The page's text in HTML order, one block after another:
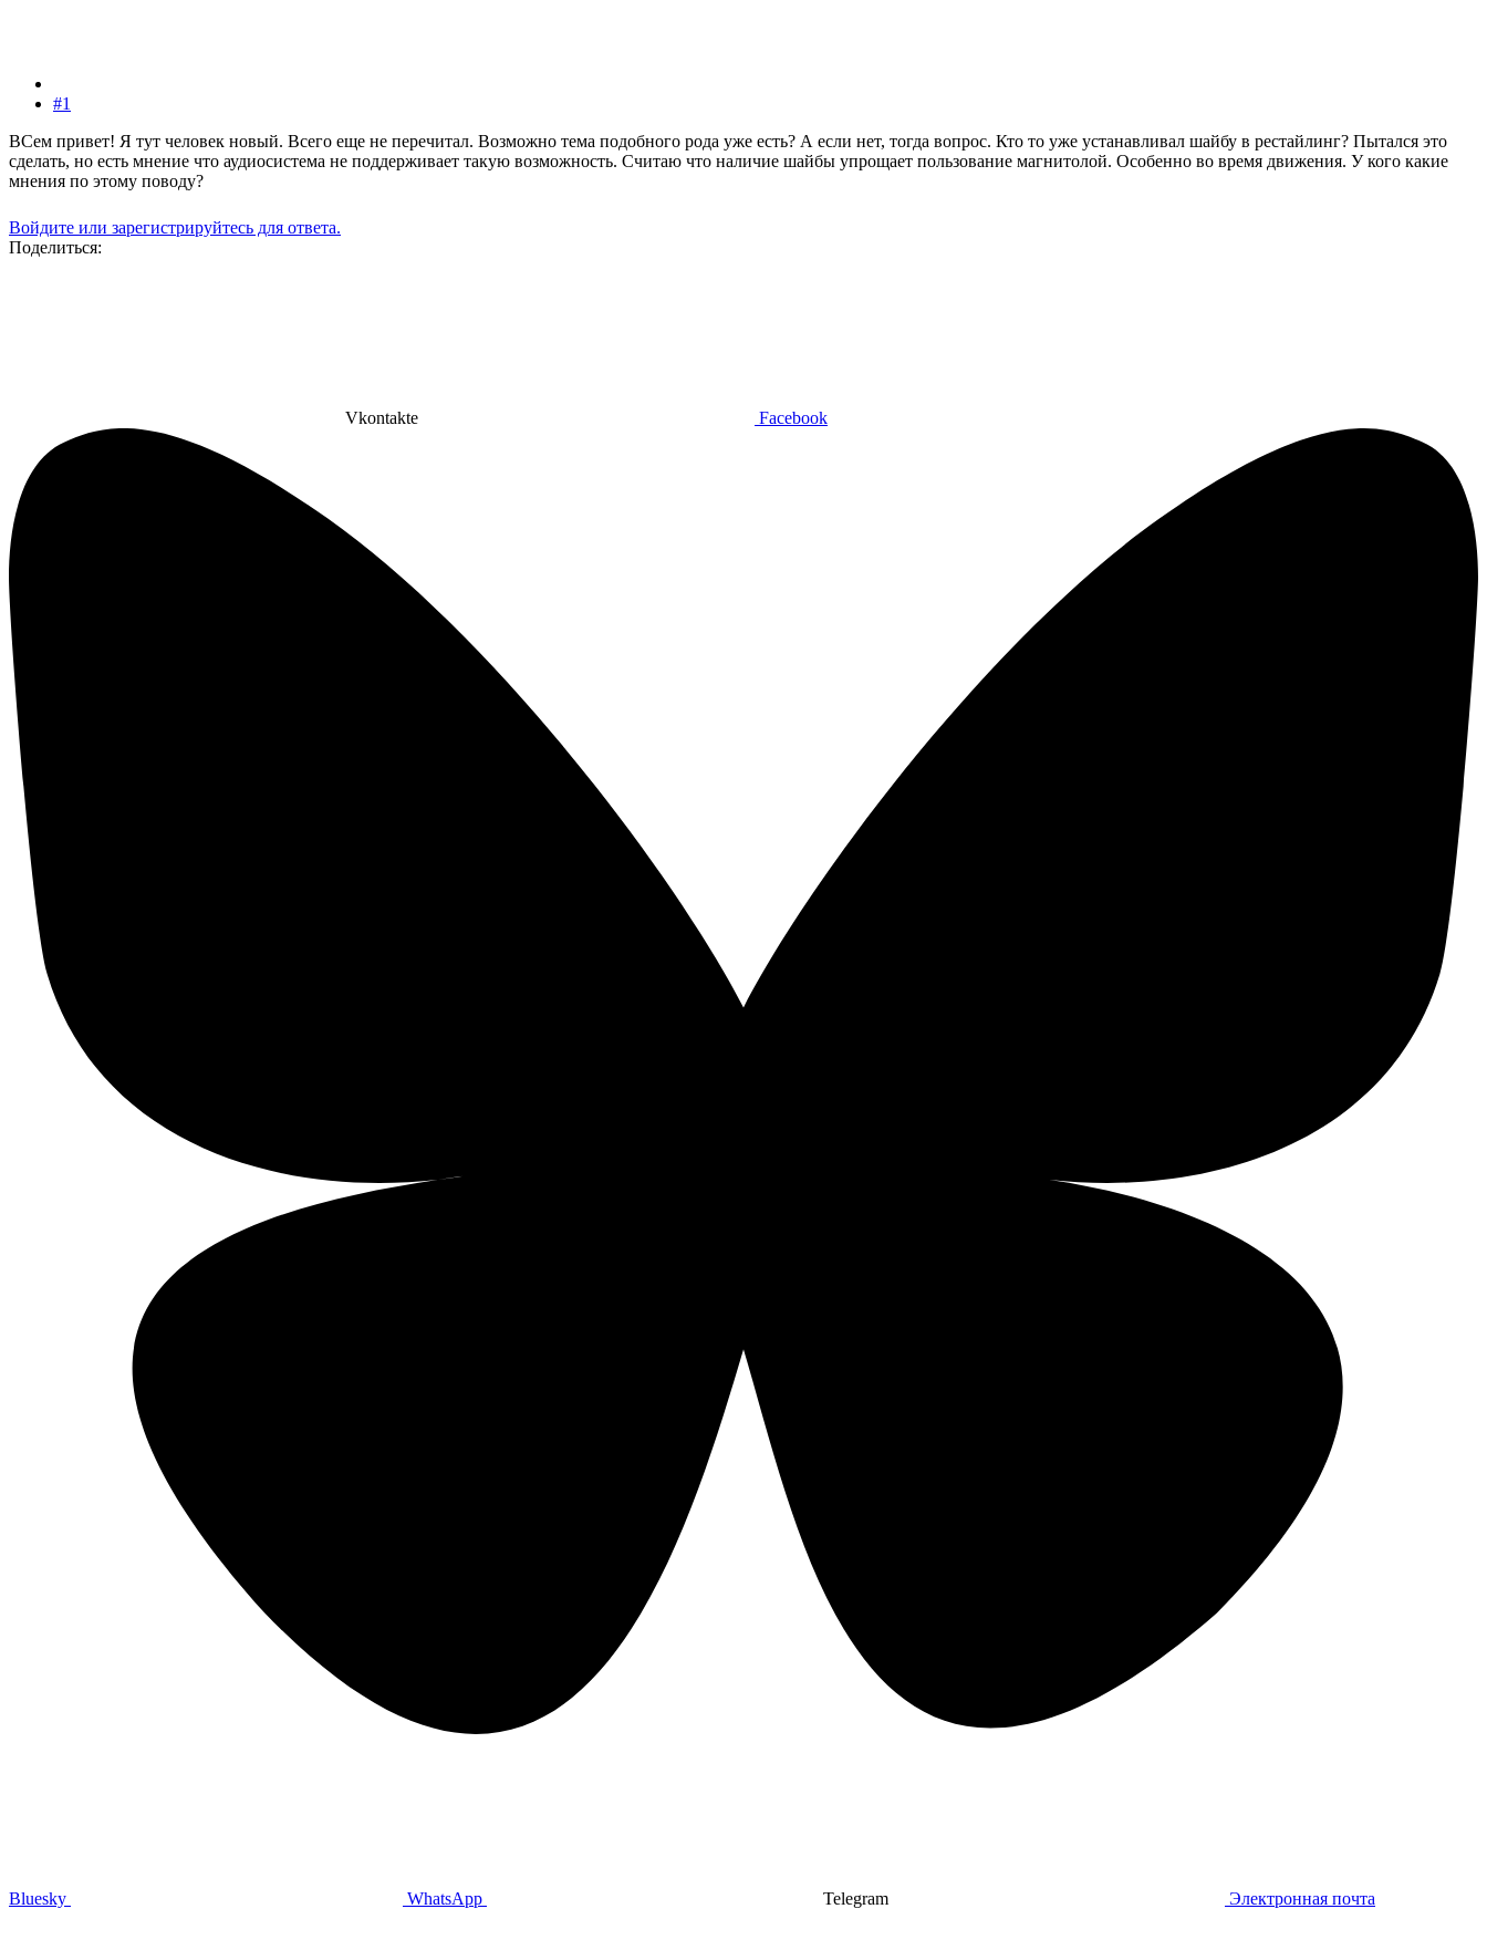
#1
ВСем привет! Я тут человек новый. Всего еще не перечитал. Возможно тема подобного рода уже есть? А если нет, тогда вопрос. Кто то уже устанавливал шайбу в рестайлинг? Пытался это
сделать, но есть мнение что аудиосистема не поддерживает такую возможность. Считаю что наличие шайбы упрощает пользование магнитолой. Особенно во время движения. У кого какие
мнения по этому поводу?
Войдите или зарегистрируйтесь для ответа.
Поделиться:
Vkontakte Facebook
Bluesky WhatsApp Telegram Электронная почта